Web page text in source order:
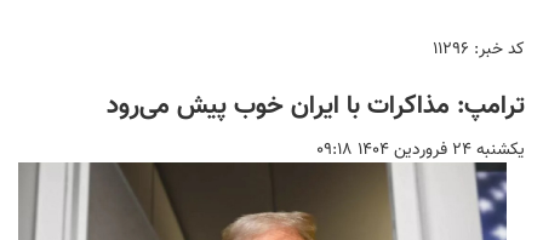
کد خبر: ۱۱۲۹۶
ترامپ: مذاکرات با ایران خوب پیش می‌رود
يكشنبه ۲۴ فروردين ۱۴۰۴ ۰۹:۱۸